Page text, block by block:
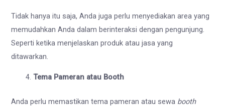
Tidak hanya itu saja, Anda juga perlu menyediakan area yang
memudahkan Anda dalam berinteraksi dengan pengunjung.
Seperti ketika menjelaskan produk atau jasa yang
ditawarkan.
Tema Pameran atau Booth
Anda perlu memastikan tema pameran atau sewa booth